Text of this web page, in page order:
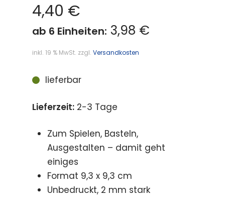
4,40 €
ab 6 Einheiten: 3,98 €
inkl. 19 % MwSt. zzgl. Versandkosten
lieferbar
Lieferzeit: 2-3 Tage
Zum Spielen, Basteln,
Ausgestalten – damit geht
einiges
Format 9,3 x 9,3 cm
Unbedruckt, 2 mm stark